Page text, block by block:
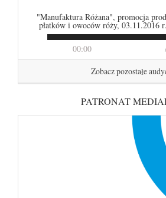
00:00
"Manufaktura Różana", promocja
płatków i owoców róży, 03.11.2016
Zobacz pozostałe
PATRONAT